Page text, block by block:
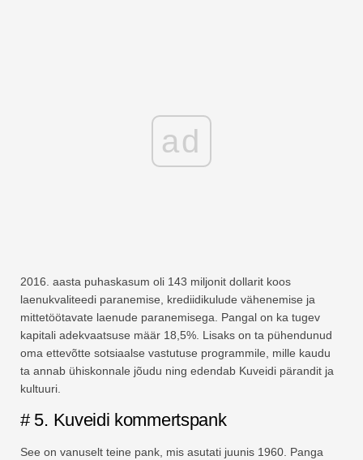
ad
2016. aasta puhaskasum oli 143 miljonit dollarit koos
laenukvaliteedi paranemise, krediidikulude vähenemise ja
mittetöötavate laenude paranemisega. Pangal on ka tugev
kapitali adekvaatsuse määr 18,5%. Lisaks on ta pühendunud
oma ettevõtte sotsiaalse vastutuse programmile, mille kaudu
ta annab ühiskonnale jõudu ning edendab Kuveidi pärandit ja
kultuuri.
# 5. Kuveidi kommertspank
See on vanuselt teine ​​pank, mis asutati juunis 1960. Panga